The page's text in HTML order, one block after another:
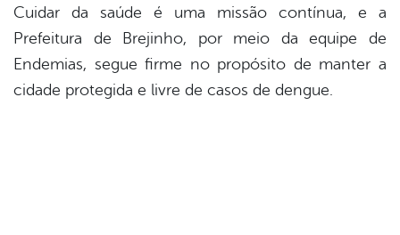
Cuidar da saúde é uma missão contínua, e a
Prefeitura de Brejinho, por meio da equipe de
Endemias, segue firme no propósito de manter a
cidade protegida e livre de casos de dengue.